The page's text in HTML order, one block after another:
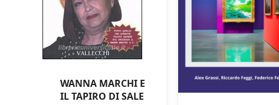
WANNA MARCHI E
IL TAPIRO DI SALE